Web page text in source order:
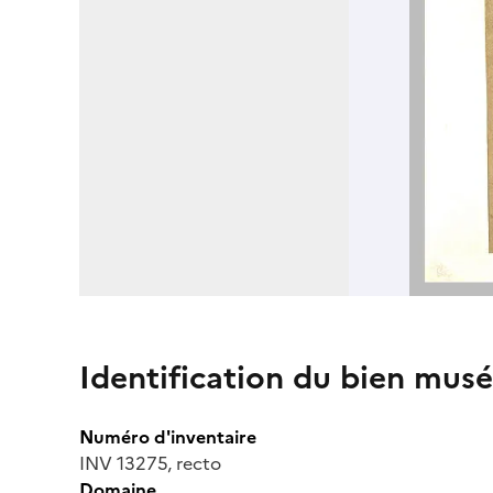
Identification du bien
Numéro d'inventaire
INV 13275, recto